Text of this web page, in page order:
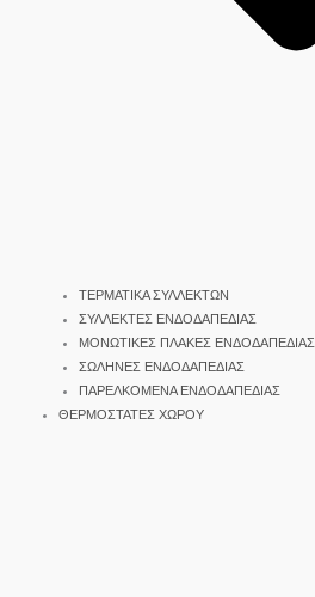
ΤΕΡΜΑΤΙΚΑ ΣΥΛΛΕΚΤΩΝ
ΣΥΛΛΕΚΤΕΣ ΕΝΔΟΔΑΠΕΔΙΑΣ
ΜΟΝΩΤΙΚΕΣ ΠΛΑΚΕΣ ΕΝΔΟΔΑΠΕΔΙΑΣ
ΣΩΛΗΝΕΣ ΕΝΔΟΔΑΠΕΔΙΑΣ
ΠΑΡΕΛΚΟΜΕΝΑ ΕΝΔΟΔΑΠΕΔΙΑΣ
ΘΕΡΜΟΣΤΑΤΕΣ ΧΩΡΟΥ